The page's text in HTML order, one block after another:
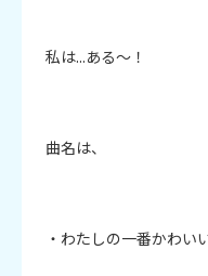
私は...ある～！
曲名は、
・わたしの一番かわい